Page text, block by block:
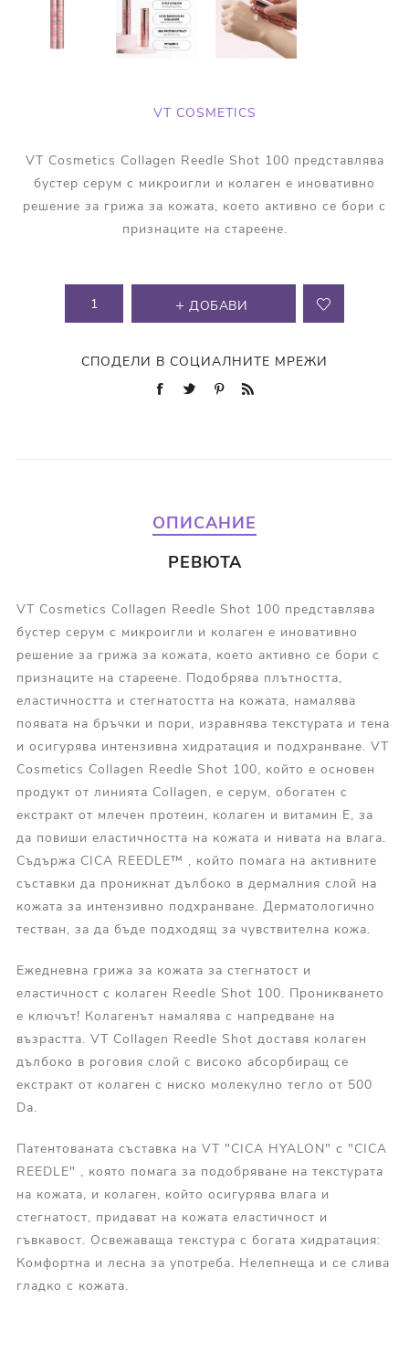
VT COSMETICS
VT Cosmetics Collagen Reedle Shot 100 представлява
бустер серум с микроигли и колаген е иновативно
решение за грижа за кожата, което активно се бори с
признаците на стареене.
ДОБАВИ
СПОДЕЛИ В СОЦИАЛНИТЕ МРЕЖИ
ОПИСАНИЕ
РЕВЮТА
VT Cosmetics Collagen Reedle Shot 100 представлява
бустер серум с микроигли и колаген е иновативно
решение за грижа за кожата, което активно се бори с
признаците на стареене. Подобрява плътността,
еластичността и стегнатостта на кожата, намалява
появата на бръчки и пори, изравнява текстурата и тена
и осигурява интензивна хидратация и подхранване. VT
Cosmetics Collagen Reedle Shot 100, който е основен
продукт от линията Collagen, е серум, обогатен с
екстракт от млечен протеин, колаген и витамин Е, за
да повиши еластичността на кожата и нивата на влага.
Съдържа CICA REEDLE™ , който помага на активните
съставки да проникнат дълбоко в дермалния слой на
кожата за интензивно подхранване. Дерматологично
тестван, за да бъде подходящ за чувствителна кожа.
Ежедневна грижа за кожата за стегнатост и
еластичност с колаген Reedle Shot 100. Проникването
е ключът! Колагенът намалява с напредване на
възрастта. VT Collagen Reedle Shot доставя колаген
дълбоко в роговия слой с високо абсорбиращ се
екстракт от колаген с ниско молекулно тегло от 500
Da.
Патентованата съставка на VT "CICA HYALON" с "CICA
REEDLE" , която помага за подобряване на текстурата
на кожата, и колаген, който осигурява влага и
стегнатост, придават на кожата еластичност и
гъвкавост. Освежаваща текстура с богата хидратация:
Комфортна и лесна за употреба. Нелепнеща и се слива
гладко с кожата.